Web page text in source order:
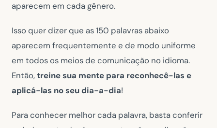
aparecem em cada gênero.
Isso quer dizer que as 150 palavras abaixo
aparecem frequentemente e de modo uniforme
em todos os meios de comunicação no idioma.
Então,treine sua mente para reconhecê-las e
aplicá-las no seu dia-a-dia!
Para conhecer melhor cada palavra, basta conferir